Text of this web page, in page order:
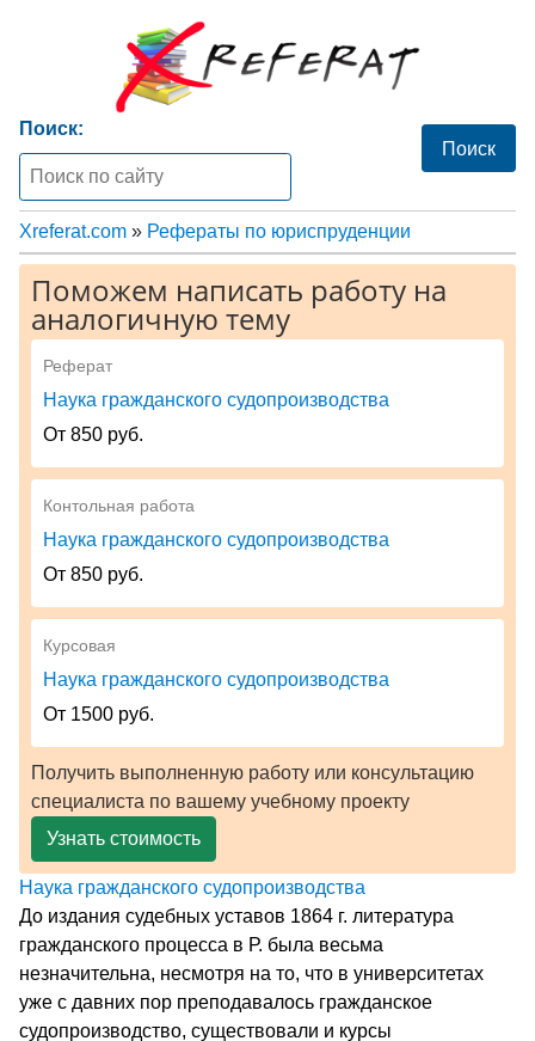
Поиск:
Xreferat.com » Рефераты по юриспруденции
Поможем написать работу на
аналогичную тему
Реферат
Наука гражданского судопроизводства
От 850 руб.
Контольная работа
Наука гражданского судопроизводства
От 850 руб.
Курсовая
Наука гражданского судопроизводства
От 1500 руб.
Получить выполненную работу или консультацию
специалиста по вашему учебному проекту
Узнать стоимость
Наука гражданского судопроизводства
До издания судебных уставов 1864 г. литература
гражданского процесса в Р. была весьма
незначительна, несмотря на то, что в университетах
уже с давних пор преподавалось гражданское
судопроизводство, существовали и курсы